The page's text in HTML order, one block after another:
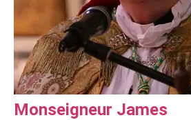
Monseigneur James